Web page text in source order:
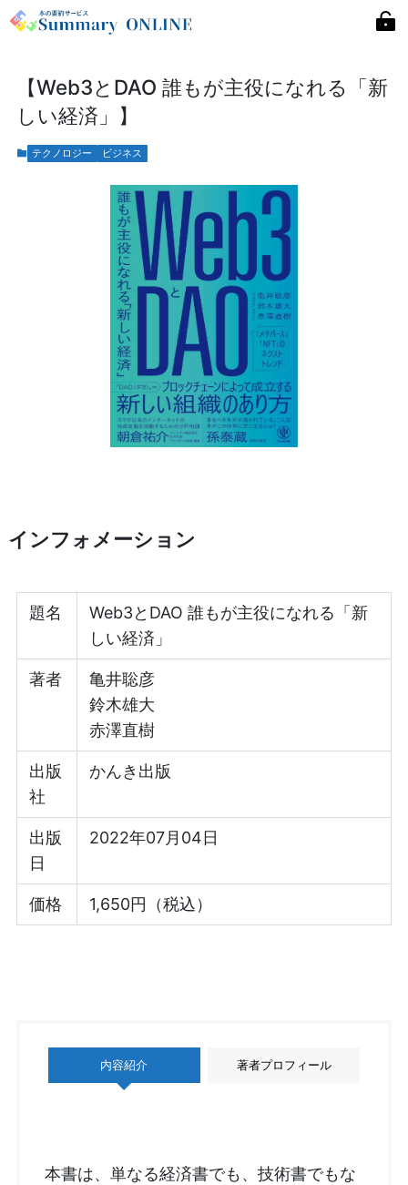
【Web3とDAO 誰もが主役になれる「新
しい経済」】
テクノロジー ビジネス
インフォメーション
題名
Web3とDAO 誰もが主役になれる「新
しい経済」
著者
亀井聡彦
鈴木雄大
赤澤直樹
出版
社
かんき出版
出版
日
2022年07月04日
価格 1,650円（税込）
内容紹介 著者プロフィール
本書は、単なる経済書でも、技術書でもな